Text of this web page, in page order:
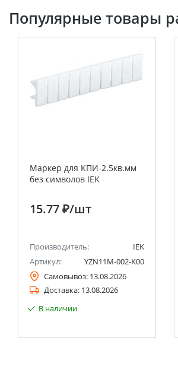
Популярные товары
Маркер для КПИ-2.5кв.мм
без символов IEK
15.77 ₽/шт
Производитель:
IEK
Артикул:
YZN11M-002-K00
Самовывоз: 13.08.2026
Доставка: 13.08.2026
В наличии